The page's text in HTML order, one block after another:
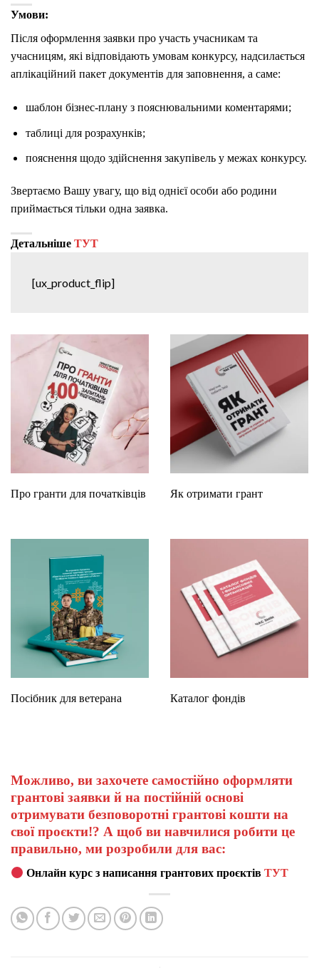
Умови:
Після оформлення заявки про участь учасникам та
учасницям, які відповідають умовам конкурсу, надсилається
аплікаційний пакет документів для заповнення, а саме:
шаблон бізнес-плану з пояснювальними коментарями;
таблиці для розрахунків;
пояснення щодо здійснення закупівель у межах конкурсу.
Звертаємо Вашу увагу, що від однієї особи або родини
приймається тільки одна заявка.
Детальніше ТУТ
[ux_product_flip]
Про гранти для початківців Як отримати грант
Посібник для ветерана Каталог фондів
Можливо, ви захочете самостійно оформляти
грантові заявки й на постійній основі
отримувати безповоротні грантові кошти на
свої проєкти!? А щоб ви навчилися робити це
правильно, ми розробили для вас:
Онлайн курс з написання грантових проєктівТУТ